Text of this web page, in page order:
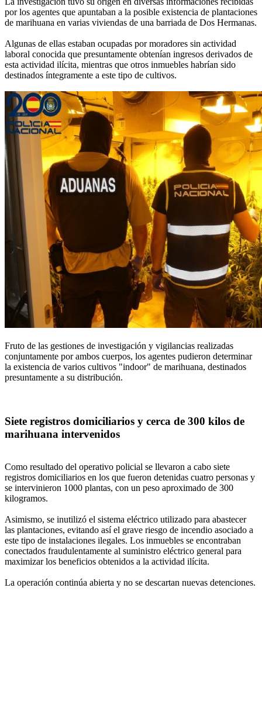
por los agentes que apuntaban a la posible existencia de plantaciones
de marihuana en varias viviendas de una barriada de Dos Hermanas.
Algunas de ellas estaban ocupadas por moradores sin actividad
laboral conocida que presuntamente obtenían ingresos derivados de
esta actividad ilícita, mientras que otros inmuebles habrían sido
destinados íntegramente a este tipo de cultivos.
Fruto de las gestiones de investigación y vigilancias realizadas
conjuntamente por ambos cuerpos, los agentes pudieron determinar
la existencia de varios cultivos "indoor" de marihuana, destinados
presuntamente a su distribución.
Siete registros domiciliarios y cerca de 300 kilos de
marihuana intervenidos
Como resultado del operativo policial se llevaron a cabo siete
registros domiciliarios en los que fueron detenidas cuatro personas y
se intervinieron 1000 plantas, con un peso aproximado de 300
kilogramos.
Asimismo, se inutilizó el sistema eléctrico utilizado para abastecer
las plantaciones, evitando así el grave riesgo de incendio asociado a
este tipo de instalaciones ilegales. Los inmuebles se encontraban
conectados fraudulentamente al suministro eléctrico general para
maximizar los beneficios obtenidos a la actividad ilícita.
La operación continúa abierta y no se descartan nuevas detenciones.